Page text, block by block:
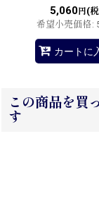
5,060円(
希望小売価格:
カートに
この商品を買
す